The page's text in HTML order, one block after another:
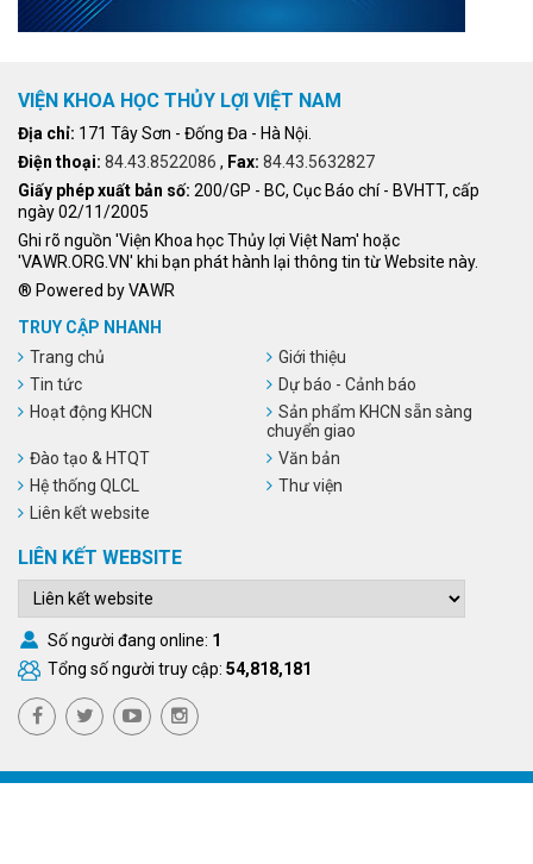
VIỆN KHOA HỌC THỦY LỢI VIỆT NAM
Địa chỉ: 171 Tây Sơn - Đống Đa - Hà Nội.
Điện thoại: 84.43.8522086 , Fax: 84.43.5632827
Giấy phép xuất bản số: 200/GP - BC, Cục Báo chí - BVHTT, cấp
ngày 02/11/2005
Ghi rõ nguồn 'Viện Khoa học Thủy lợi Việt Nam' hoặc
'VAWR.ORG.VN' khi bạn phát hành lại thông tin từ Website này.
® Powered by VAWR
TRUY CẬP NHANH
Trang chủ
Giới thiệu
Tin tức
Dự báo - Cảnh báo
Hoạt động KHCN
Sản phẩm KHCN sẵn sàng
chuyển giao
Đào tạo & HTQT
Văn bản
Hệ thống QLCL
Thư viện
Liên kết website
LIÊN KẾT WEBSITE
Số người đang online: 1
Tổng số người truy cập: 54,818,181